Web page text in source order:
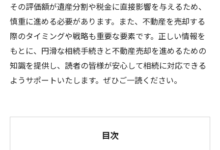
その評価額が遺産分割や税金に直接影響を与えるため、
慎重に進める必要があります。また、不動産を売却する
際のタイミングや戦略も重要な要素です。正しい情報を
もとに、円滑な相続手続きと不動産売却を進めるための
知識を提供し、読者の皆様が安心して相続に対応できる
ようサポートいたします。ぜひご一読ください。
目次